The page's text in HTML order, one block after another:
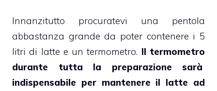
Innanzitutto procuratevi una pentola
abbastanza grande da poter contenere i 5
litri di latte e un termometro. Il termometro
durante tutta la preparazione sarà
indispensabile per mantenere il latte ad